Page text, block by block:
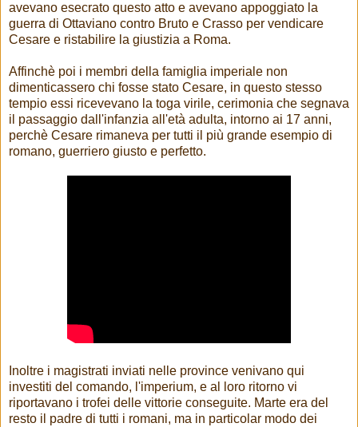
avevano esecrato questo atto e avevano appoggiato la
guerra di Ottaviano contro Bruto e Crasso per vendicare
Cesare e ristabilire la giustizia a Roma.
Affinchè poi i membri della famiglia imperiale non
dimenticassero chi fosse stato Cesare, in questo stesso
tempio essi ricevevano la toga virile, cerimonia che segnava
il passaggio dall'infanzia all'età adulta, intorno ai 17 anni,
perchè Cesare rimaneva per tutti il più grande esempio di
romano, guerriero giusto e perfetto.
Inoltre i magistrati inviati nelle province venivano qui
investiti del comando, l'imperium, e al loro ritorno vi
riportavano i trofei delle vittorie conseguite. Marte era del
resto il padre di tutti i romani, ma in particolar modo dei